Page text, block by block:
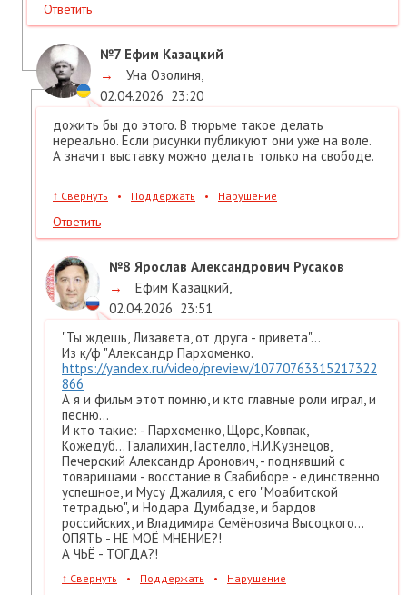
Ответить
№7 Ефим Казацкий
→
Уна Озолиня,
02.04.2026 23:20
дожить бы до этого. В тюрьме такое делать
нереально. Если рисунки публикуют они уже на воле.
А значит выставку можно делать только на свободе.
↑ Свернуть • Поддержать • Нарушение
Ответить
№8 Ярослав Александрович Русаков
→
Ефим Казацкий,
02.04.2026 23:51
"Ты ждешь, Лизавета, от друга - привета"...
Из к/ф "Александр Пархоменко.
https://yandex.ru/video/preview/10770763315217322
866
А я и фильм этот помню, и кто главные роли играл, и
песню...
И кто такие: - Пархоменко, Щорс, Ковпак,
Кожедуб...Талалихин, Гастелло, Н.И.Кузнецов,
Печерский Александр Аронович, - поднявший с
товарищами - восстание в Свабиборе - единственно
успешное, и Мусу Джалиля, с его "Моабитской
тетрадью", и Нодара Думбадзе, и бардов
российских, и Владимира Семёновича Высоцкого...
ОПЯТЬ - НЕ МОЁ МНЕНИЕ?!
А ЧЬЁ - ТОГДА?!
↑ Свернуть • Поддержать • Нарушение